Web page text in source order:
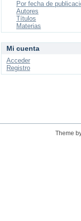
Por fecha de
Autores
Títulos
Materias
Mi cuenta
Acceder
Registro
Theme